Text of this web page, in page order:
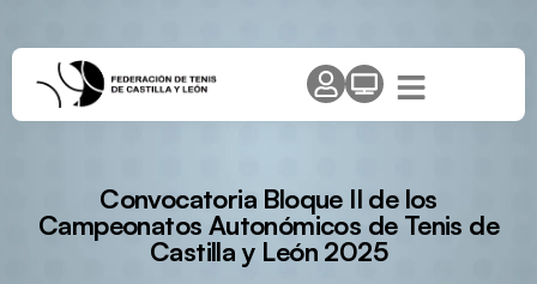
Convocatoria Bloque II de los
Campeonatos Autonómicos de Tenis de
Castilla y León 2025